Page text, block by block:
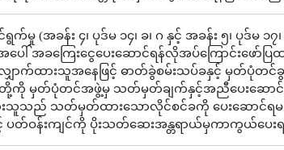
မှု (အခန်း ၄၊ ပုဒ်မ ၁၄၊ ခ၊ ဂ နှင့် အခန်း ၅၊ ပုဒ်မ ၁
ေါ် အခကြေးငွေပေးဆောင်ရန်လိုအပ်ကြောင်းဖော်ပ
ာက်ထားသူအနေဖြင့် ဓာတ်ခွဲစမ်းသပ်ခနှင့် မှတ်ပုံတင်ခွ
ကို မှတ်ပုံတင်အဖွဲ့မှ သတ်မှတ်ချက်နှင့်အညီပေးဆောင်
သူသည် သတ်မှတ်ထားသောလိုင်စင်ခကို ပေးဆောင်ရ
ပတ်ဝန်းကျင်ကို ပိုးသတ်ဆေးအန္တရာယ်မှကာကွယ်ပေးရ